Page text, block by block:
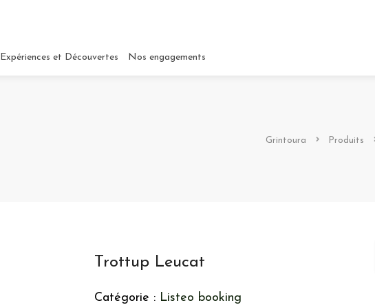
Expériences et Découvertes Nos engagements
Grintoura Produits
Trottup Leucat
Catégorie : Listeo booking